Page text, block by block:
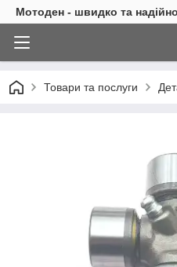
Мотоден - швидко та надійно
Товари та послуги